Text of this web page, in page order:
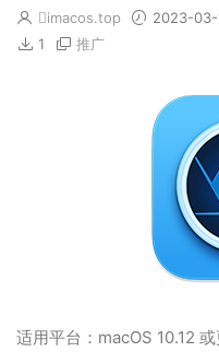
imacos.top 2023-03-
1
推广
适用平台：macOS 10.12